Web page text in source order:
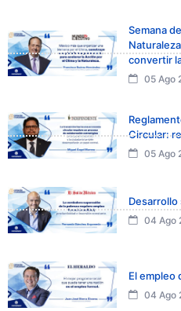
Semana
convertir
05 Ago
Circular:
05 Ago
Desarrollo
04 Ago
El empleo
04 Ago